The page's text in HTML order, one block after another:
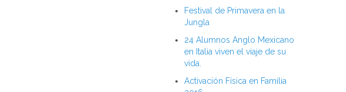
Festival de Primavera en la
Jungla
24 Alumnos Anglo Mexicano
en Italia viven el viaje de su
vida.
Activación Física en Familia